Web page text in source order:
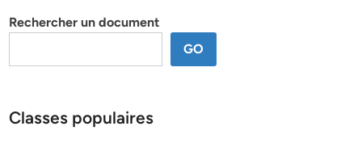
Rechercher un document
GO
Classes populaires